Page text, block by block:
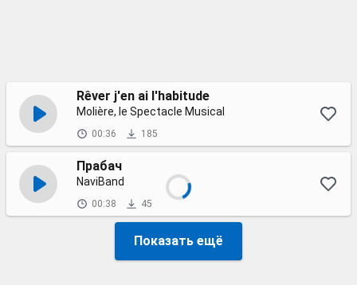
Rêver j'en ai l'habitude
Molière, le Spectacle Musical
00:36 185
Прабач
NaviBand
00:38 45
Показать ещё